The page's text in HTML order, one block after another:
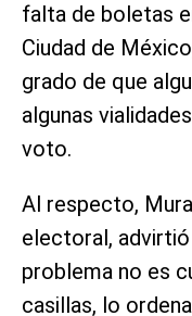
falta de boletas
Ciudad de
grado de que
algunas
voto.
Al respecto,
electoral,
problema no es
casillas, lo